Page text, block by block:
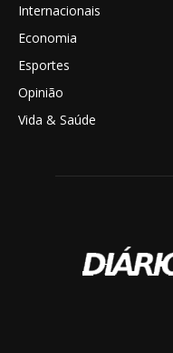
Internacionais
Economia
Esportes
Opinião
Vida & Saúde